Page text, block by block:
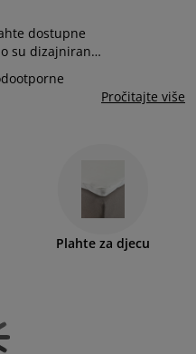
dostupne
su dizajnirane
Pročitajte više
Plahte za djecu